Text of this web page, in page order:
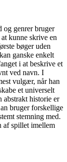
og genrer bruger
kunne skrive en
bøger uden
ganske enkelt
i at beskrive et
ved navn. I
vulgær, når han
et universelt
abstrakt historie er
bruger forskellige
stemning med.
af spillet imellem